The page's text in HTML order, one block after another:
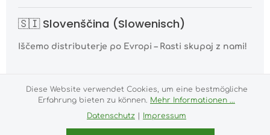
🇸🇮 Slovenščina (Slowenisch)
Iščemo distributerje po Evropi – Rasti skupaj z nami!
neposredno dostavljamo strankam v Nemčiji in
Avstriji.
Diese Website verwendet Cookies, um eine bestmögliche
Erfahrung bieten zu können. Mehr Informationen ...
Datenschutz
Impressum